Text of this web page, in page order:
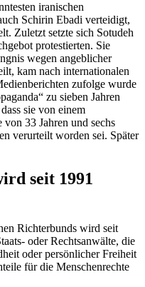
iranischen
Schirin Ebadi verteidigt,
Zuletzt setzte sich Sotudeh
protestierten. Sie
wegen angeblicher
kam nach internationalen
zufolge wurde
zu sieben Jahren
sie von einem
33 Jahren und sechs
verurteilt worden sei. Später
seit 1991
Richterbunds wird seit
oder Rechtsanwälte, die
oder persönlicher Freiheit
für die Menschenrechte